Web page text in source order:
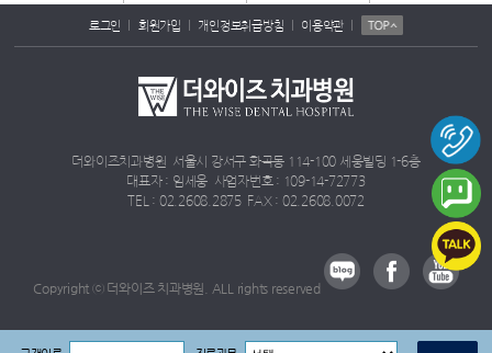
로그인 | 회원가입 | 개인정보취급방침 | 이용약관 |
더와이즈치과병원 서울시 강서구 화곡동 114-100 세웅빌딩 1-6층
대표자 : 임세웅 사업자번호 : 109-14-72773
TEL : 02.2608.2875 FAX : 02.2608.0072
Copyright ⓒ 더와이즈 치과병원. ALL rights reserved